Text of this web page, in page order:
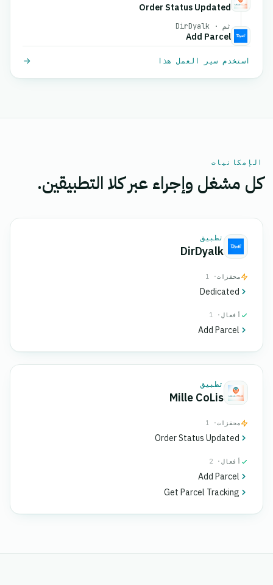
Order Status Updated
ثم · DirDyalk
Add Parcel
استخدم سير العمل هذا
الإمكانيات
كل مشغل وإجراء عبر كلا التطبيقين.
تطبيق
DirDyalk
محفزات· 1
Dedicated
أفعال · 1
Add Parcel
تطبيق
Mille CoLis
محفزات· 1
Order Status Updated
أفعال · 2
Add Parcel
Get Parcel Tracking